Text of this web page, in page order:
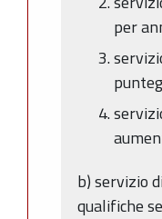
per
b) servizio
qualifiche